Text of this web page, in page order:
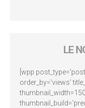
LE
[wpp
order_by='views'